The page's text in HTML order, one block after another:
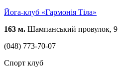
Йога-клуб «Гармонія Тіла»
163 м. Шампанський провулок, 9
(048) 773-70-07
Спорт клуб